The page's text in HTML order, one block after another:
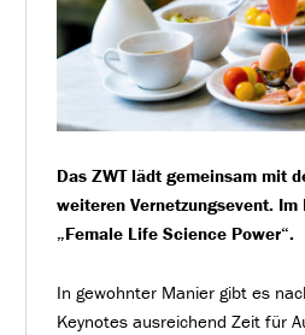
Das ZWT lädt gemeinsam mit
weiteren Vernetzungsevent.
„Female Life Science Power“.
In gewohnter Manier gibt es
Keynotes ausreichend Zeit für